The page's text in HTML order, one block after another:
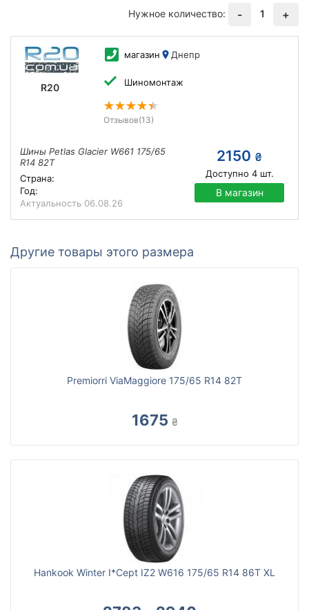
Нужное количество:
- 1 +
R20
магазин Днепр
Шиномонтаж
Отзывов(13)
Шины Petlas Glacier W661 175/65
R14 82T
Страна:
Год:
Актуальность 06.08.26
2150 ₴
Доступно 4шт.
В магазин
Другие товары этого размера
Premiorri ViaMaggiore 175/65 R14 82T
1675 ₴
Hankook Winter I*Cept IZ2 W616 175/65 R14 86T XL